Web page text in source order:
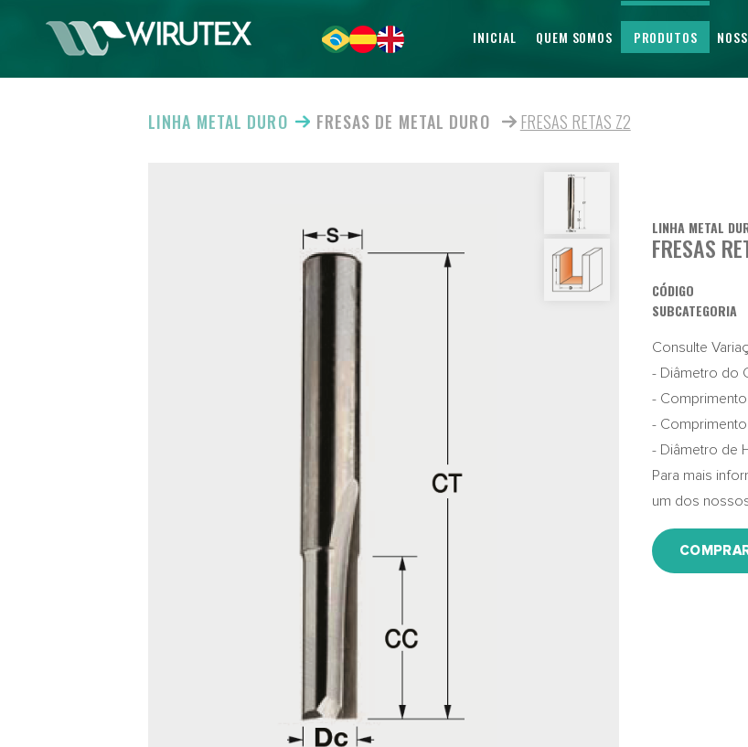
INICIAL QUEM SOMOS PRODUTOS
LINHA METAL DURO FRESAS DE METAL DURO FRESAS RETAS Z2
LINHA METAL
FRESAS
CÓDIGO
SUBCATEGORIA
Consulte
- Diâmetro do
-
- Comprimento
- Diâmetro de
Para mais
um dos